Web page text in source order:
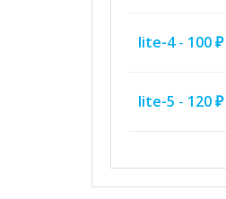
lite-4- 100 ₽
lite-5 - 120 ₽